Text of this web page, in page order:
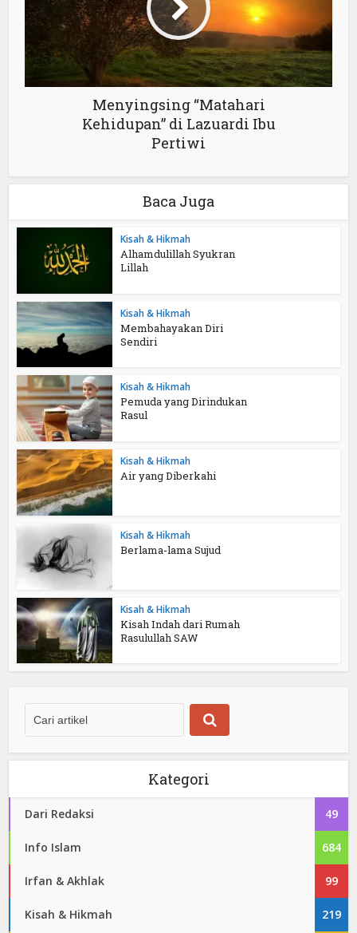
Menyingsing “Matahari
Kehidupan” di Lazuardi Ibu
Pertiwi
Baca Juga
Kisah & Hikmah
Alhamdulillah Syukran
Lillah
Kisah & Hikmah
Membahayakan Diri
Sendiri
Kisah & Hikmah
Pemuda yang Dirindukan
Rasul
Kisah & Hikmah
Air yang Diberkahi
Kisah & Hikmah
Berlama-lama Sujud
Kisah & Hikmah
Kisah Indah dari Rumah
Rasulullah SAW
Kategori
Dari Redaksi 49
Info Islam 684
Irfan & Akhlak 99
Kisah & Hikmah 219